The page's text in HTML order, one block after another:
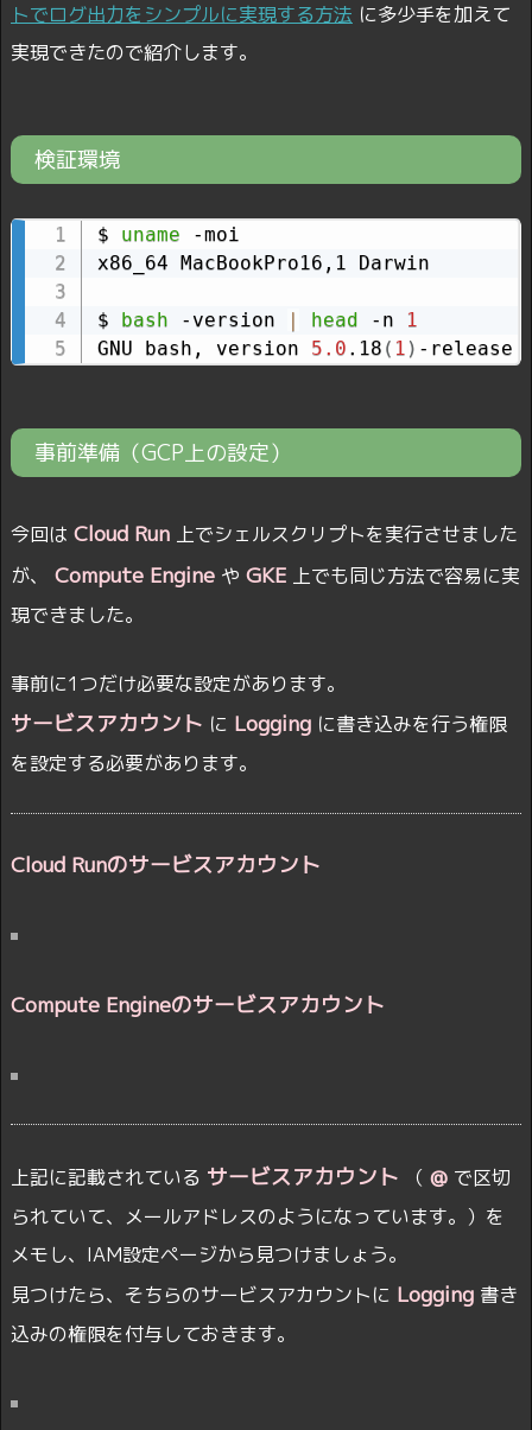
トでログ出力をシンプルに実現する方法 に多少手を加えて
実現できたので紹介します。
検証環境
$ uname -moi
x86_64 MacBookPro16,1 Darwin
$ bash -version head -n
1
GNU bash, version 5.0 .18 ( 1 ) -release
事前準備（GCP上の設定）
今回は Cloud Run 上でシェルスクリプトを実行させました
が、 Compute Engine や GKE 上でも同じ方法で容易に実
現できました。
事前に1つだけ必要な設定があります。
サービスアカウント に Logging に書き込みを行う権限
を設定する必要があります。
Cloud Runのサービスアカウント
Compute Engineのサービスアカウント
上記に記載されている サービスアカウント （ @ で区切
られていて、メールアドレスのようになっています。）を
メモし、IAM設定ページから見つけましょう。
見つけたら、そちらのサービスアカウントに Logging 書き
込みの権限を付与しておきます。